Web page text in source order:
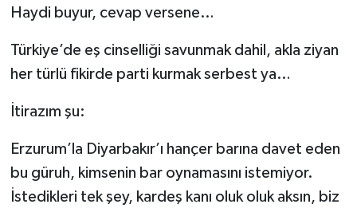
Haydi buyur, cevap versene…
Türkiye’de eş cinselliği savunmak dahil, akla ziyan
her türlü fikirde parti kurmak serbest ya…
İtirazım şu:
Erzurum’la Diyarbakır’ı hançer barına davet eden
bu güruh, kimsenin bar oynamasını istemiyor.
İstedikleri tek şey, kardeş kanı oluk oluk aksın, biz